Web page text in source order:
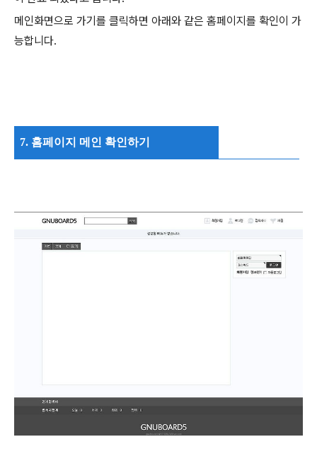
메인화면으로 가기를 클릭하면 아래와 같은 홈페이지를 확인이 가
능합니다.
7. 홈페이지 메인 확인하기